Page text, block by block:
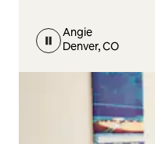
Angie
Denver, CO